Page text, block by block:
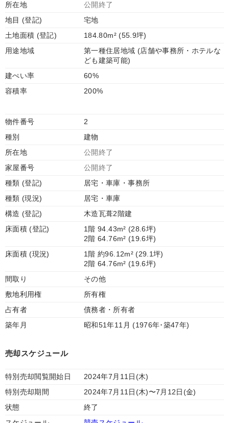
所在地
公開終了
地目 (登記)
宅地
土地面積 (登記)
184.80m² (55.9坪)
用途地域
第一種住居地域 (店舗や事務所・ホテルな
ども建築可能)
建ぺい率
60%
容積率
200%
物件番号
2
種別
建物
所在地
公開終了
家屋番号
公開終了
種類 (登記)
居宅・車庫・事務所
種類 (現況)
居宅・車庫
構造 (登記)
木造瓦葺2階建
床面積 (登記)
1階 94.43m² (28.6坪)
2階 64.76m² (19.6坪)
床面積 (現況)
1階 約96.12m² (29.1坪)
2階 64.76m² (19.6坪)
間取り
その他
敷地利用権
所有権
占有者
債務者・所有者
築年月
昭和51年11月 (1976年･築47年)
売却スケジュール
特別売却閲覧開始日
2024年7月11日(木)
特別売却期間
2024年7月11日(木)〜7月12日(金)
状態
終了